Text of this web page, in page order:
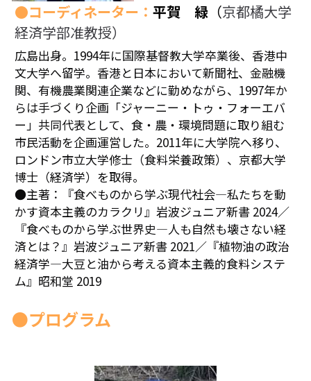
●コーディネーター：平賀　緑 （京都橘大学
経済学部准教授）
広島出身。1994年に国際基督教大学卒業後、香港中
文大学へ留学。香港と日本において新聞社、金融機
関、有機農業関連企業などに勤めながら、1997年か
らは手づくり企画「ジャーニー・トゥ・フォーエバ
ー」共同代表として、食・農・環境問題に取り組む
市民活動を企画運営した。2011年に大学院へ移り、
ロンドン市立大学修士（食料栄養政策）、京都大学
博士（経済学）を取得。
●主著：『食べものから学ぶ現代社会―私たちを動
かす資本主義のカラクリ』岩波ジュニア新書 2024／
『食べものから学ぶ世界史―人も自然も壊さない経
済とは？』岩波ジュニア新書 2021／『植物油の政治
経済学―大豆と油から考える資本主義的食料システ
ム』昭和堂 2019
●プログラム
12ビオダンサ
12ビオダンサ
10鎌田講座
09世界ニュース
09世界ニュース
08ルイースの英会話
07英文精読
06それぞれのアイヌ語を受け継ぐ
05コモンズとしての食
02平和のための「紛争」論